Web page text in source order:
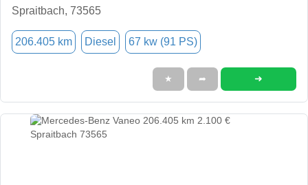
Spraitbach, 73565
206.405 km Diesel 67 kw (91 PS)
★ ➦ ➜